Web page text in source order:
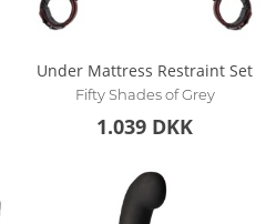
Under Mattress Restraint Set
Fifty Shades of Grey
1.039 DKK